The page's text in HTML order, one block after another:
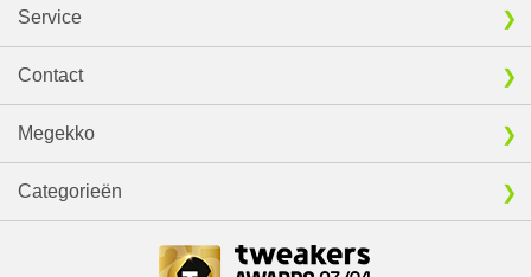
Service
Contact
Megekko
Categorieën